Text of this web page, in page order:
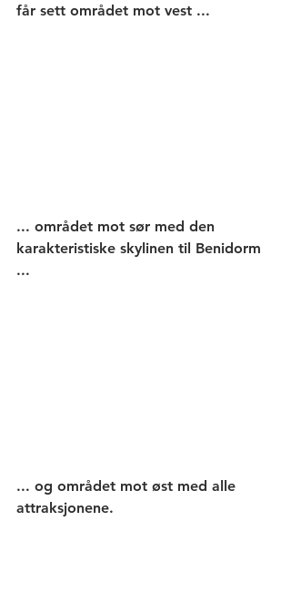
får sett området mot vest ...
... området mot sør med den
karakteristiske skylinen til Benidorm
...
... og området mot øst med alle
attraksjonene.